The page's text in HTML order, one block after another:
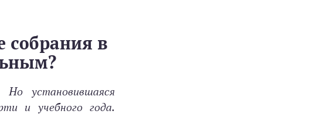
собрания в
Но установившаяся
и учебного года.